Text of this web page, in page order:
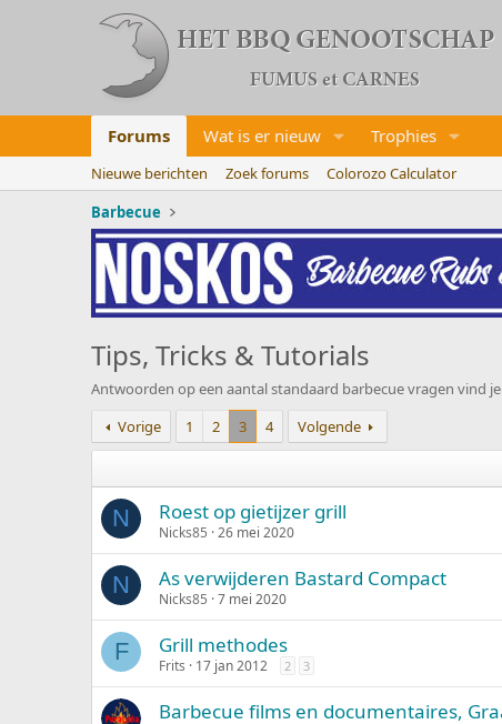
Forums Wat is er nieuw Trophies
Nieuwe berichten Zoek forums
Colorozo Calculator
Barbecue
Tips, Tricks & Tutorials
Antwoorden op een aantal standaard barbecue vragen vind je
Vorige
1 2 3 4 Volgende
N Roest op gietijzer grill
Nicks85 26 mei 2020
N As verwijderen Bastard Compact
Nicks85 7 mei 2020
F Grill methodes
Frits 17 jan 2012 2 3
Barbecue films en documentaires,